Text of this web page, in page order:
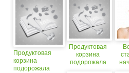
Продуктовая
корзина
подорожала
Продуктовая
корзина
подорожала